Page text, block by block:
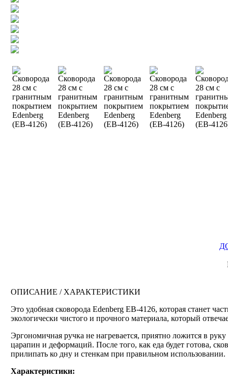
ОПИСАНИЕ / ХАРАКТЕРИСТИКИ
Это удобная сковорода Edenberg EB-4126, которая станет
экологически чистого и прочного материала, который
Эргономичная ручка не нагревается, приятно ложится в
царапин и деформаций. После того, как еда будет готова,
прилипать ко дну и стенкам при правильном использовании.
Характеристики: